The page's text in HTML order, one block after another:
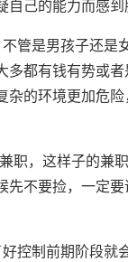
己的能力而感
管是男孩子还
都有钱有势或
的环境更加危
职，这样子的
不要捡，一定
控制前期阶段